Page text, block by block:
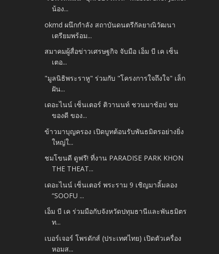
น้อง...
okmd ผนึกกำลัง สถาบันดนตรีกัลยาณิวัฒนา
เตรียมพร้อม...
สมาคมผู้สื่อข่าวเศรษฐกิจ จับมือ เอ็ม บี เค เซ็น
เตอ...
"มูลนิธิพระราหู" ร่วมกับ "โครงการใจถึงใจ" เล็ก
ฝัน...
เดอะไนน์ เซ็นเตอร์ ติวานนท์ ชวนมาช้อป ชม
ของดี ของ...
ข้าวมาบุญครอง เปิดบูทต้อนรับพันธมิตรอย่างยิ่ง
ใหญ่ใ...
ชมโขนดี ดูฟรี! ที่งาน PARADISE PARK KHON
THE THEAT...
เดอะไนน์ เซ็นเตอร์ พระราม 9 เชิญมาลิ้มลอง
“SOOFU ...
เอ็ม บี เค ร่วมมือกับจังหวัดปทุมธานีและพันธมิตร
ท...
เบอร์เจอร์ โพรดักส์ (ประเทศไทย) เปิดตัวเครื่อง
หอมส...